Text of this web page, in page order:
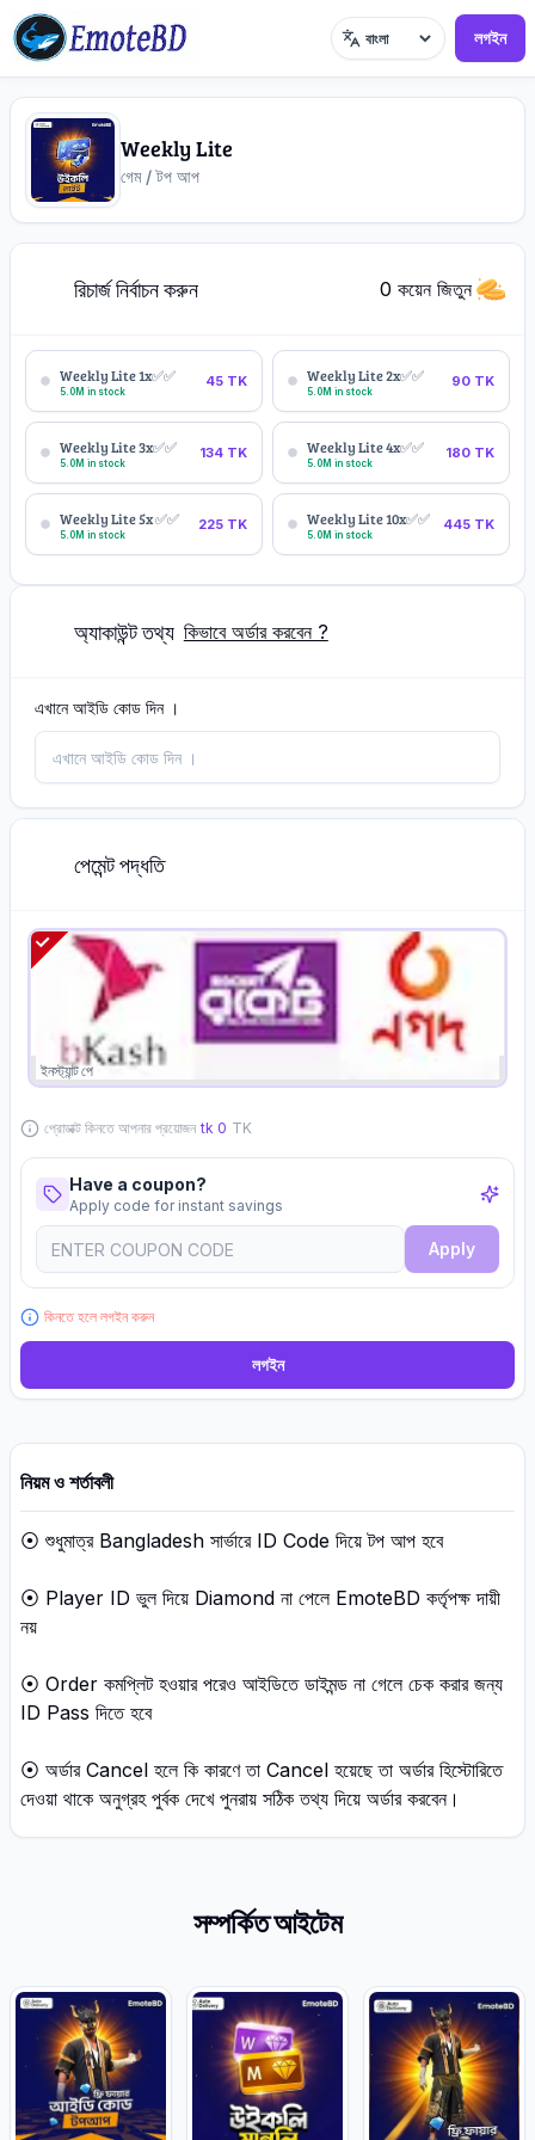
ভাষা লগইন
Weekly Lite
গেম / টপ আপ
রিচার্জ নির্বাচন করুন 0 কয়েন জিতুন
Weekly Lite 1x✅✅
5.0M in stock
45 TK Weekly Lite 2x✅✅
5.0M in stock
90 TK
Weekly Lite 3x✅✅
5.0M in stock
134 TK Weekly Lite 4x✅✅
5.0M in stock
180 TK
Weekly Lite 5x ✅✅
5.0M in stock
225 TK Weekly Lite 10x✅✅
5.0M in stock
445 TK
অ্যাকাউন্ট তথ্য কিভাবে অর্ডার করবেন ?
এখানে আইডি কোড দিন ।
পেমেন্ট পদ্ধতি
L
ইনস্ট্যান্ট পে
প্রোডাক্ট কিনতে আপনার প্রয়োজন tk 0 TK
Have a coupon?
Apply code for instant savings
Apply
কিনতে হলে লগইন করুন
লগইন
নিয়ম ও শর্তাবলী
⦿ শুধুমাত্র Bangladesh সার্ভারে ID Code দিয়ে টপ আপ হবে
⦿ Player ID ভুল দিয়ে Diamond না পেলে EmoteBD কর্তৃপক্ষ দায়ী
নয়
⦿ Order কমপ্লিট হওয়ার পরেও আইডিতে ডাইমন্ড না গেলে চেক করার জন্য
ID Pass দিতে হবে
⦿ অর্ডার Cancel হলে কি কারণে তা Cancel হয়েছে তা অর্ডার হিস্টোরিতে
দেওয়া থাকে অনুগ্রহ পুর্বক দেখে পুনরায় সঠিক তথ্য দিয়ে অর্ডার করবেন।
সম্পর্কিত আইটেম